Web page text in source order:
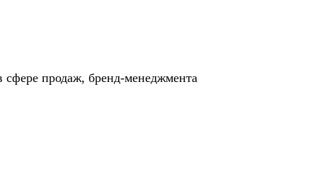
сфере продаж, бренд-менеджмента